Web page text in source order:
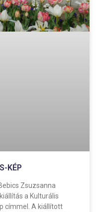
KÉP
Zsuzsanna
a Kulturális
címmel. A kiállított